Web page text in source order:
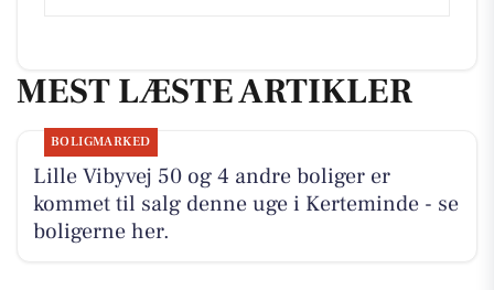
MEST LÆSTE ARTIKLER
BOLIGMARKED
Lille Vibyvej 50 og 4 andre boliger er
kommet til salg denne uge i Kerteminde - se
boligerne her.